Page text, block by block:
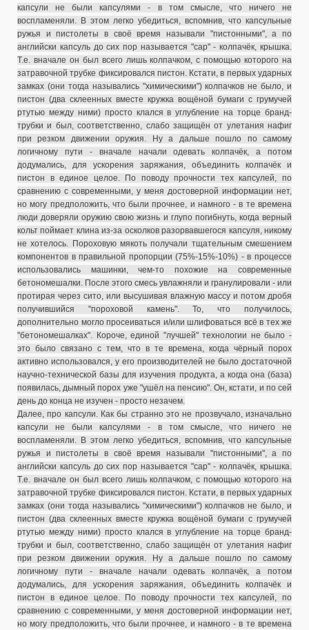
капсули не были капсулями - в том смысле, что ничего не
воспламеняли. В этом легко убедиться, вспомнив, что капсульные
ружья и пистолеты в своё время называли "пистонными", а по
английски капсуль до сих пор называется "cap" - колпачёк, крышка.
Т.е. вначале он был всего лишь колпачком, с помощью которого на
затравочной трубке фиксировался пистон. Кстати, в первых ударных
замках (они тогда назывались "химическими") колпачков не было, и
пистон (два склеенных вместе кружка вощёной бумаги с грумучей
ртутью между ними) просто клался в углубление на торце бранд-
трубки и был, соответственно, слабо защищён от улетания нафиг
при резком движении оружия. Ну а дальше пошло по самому
логичному пути - вначале начали одевать колпачёк, а потом
додумались, для ускорения заряжания, объединить колпачёк и
пистон в единое целое. По поводу прочности тех капсулей, по
сравнению с современными, у меня достоверной информации нет,
но могу предположить, что были прочнее, и намного - в те времена
люди доверяли оружию свою жизнь и глупо погибнуть, когда верный
кольт поймает клина из-за осколков разорвавшегося капсуля, никому
не хотелось. Пороховую мякоть получали тщательным смешением
компонентов в правильной пропорции (75%-15%-10%) - в процессе
использовались машинки, чем-то похожие на современные
бетономешалки. После этого смесь увлажняли и гранулировали - или
протирая через сито, или высушивая влажную массу и потом дробя
получившийся "пороховой камень". То, что получилось,
дополнительно могло просеиваться и/или шлифоваться всё в тех же
"бетономешалках". Короче, единой "лучшей" технологии не было -
это было связано с тем, что в те времена, когда чёрный порох
активно использовался, у его производителей не было достаточной
научно-технической базы для изучения продукта, а когда она (база)
появилась, дымный порох уже "ушёл на пенсию". Он, кстати, и по сей
день до конца не изучен - просто незачем.
Далее, про капсули. Как бы странно это не прозвучало, изначально
капсули не были капсулями - в том смысле, что ничего не
воспламеняли. В этом легко убедиться, вспомнив, что капсульные
ружья и пистолеты в своё время называли "пистонными", а по
английски капсуль до сих пор называется "cap" - колпачёк, крышка.
Т.е. вначале он был всего лишь колпачком, с помощью которого на
затравочной трубке фиксировался пистон. Кстати, в первых ударных
замках (они тогда назывались "химическими") колпачков не было, и
пистон (два склеенных вместе кружка вощёной бумаги с грумучей
ртутью между ними) просто клался в углубление на торце бранд-
трубки и был, соответственно, слабо защищён от улетания нафиг
при резком движении оружия. Ну а дальше пошло по самому
логичному пути - вначале начали одевать колпачёк, а потом
додумались, для ускорения заряжания, объединить колпачёк и
пистон в единое целое. По поводу прочности тех капсулей, по
сравнению с современными, у меня достоверной информации нет,
но могу предположить, что были прочнее, и намного - в те времена